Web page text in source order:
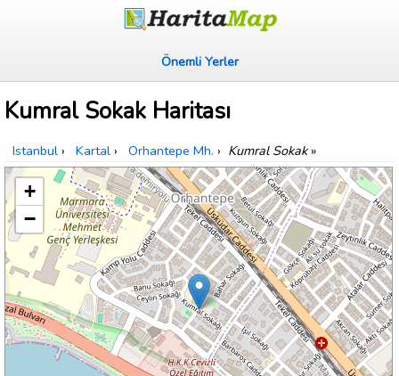
Önemli Yerler
Kumral Sokak Haritası
Istanbul › Kartal › Orhantepe Mh. › Kumral Sokak»
+
−